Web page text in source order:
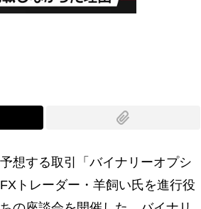
想する取引「バイナリーオプシ
トレーダー・羊飼い氏を進行役